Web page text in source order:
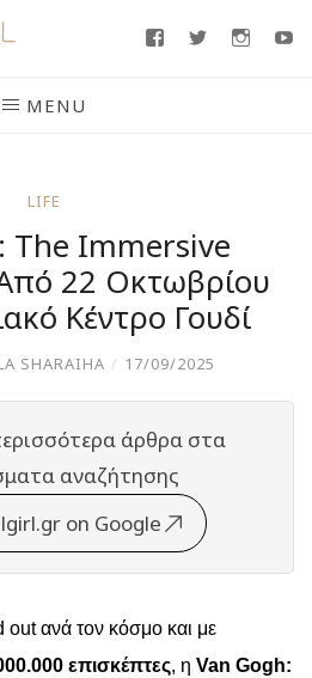
FacebookTwitter
MENU
LIFE
The Immersive
22 Οκτωβρίου
Κέντρο Γουδί
SHARAIHA / 17/09/2025
άρθρα στα
αναζήτησης
on Google
ανά τον κόσμο και με
επισκέπτες, η Van Gogh: